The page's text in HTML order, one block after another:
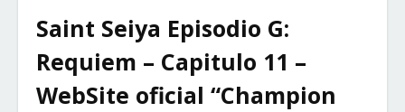
Saint Seiya Episodio G:
Requiem – Capitulo 11 –
WebSite oficial “Champion